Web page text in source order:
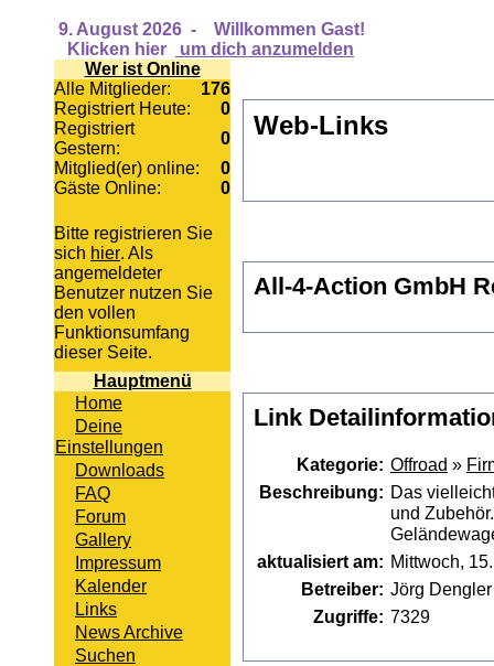
9. August 2026 -
Willkommen Gast!
Klicken hier
um dich anzumelden
Wer ist Online
Alle Mitglieder:
176
Registriert Heute:
0
Registriert
Gestern:
0
Mitglied(er) online:
0
Gäste Online:
0
Bitte registrieren Sie
sich hier. Als
angemeldeter
Benutzer nutzen Sie
den vollen
Funktionsumfang
dieser Seite.
Hauptmenü
Home
Deine
Einstellungen
Downloads
FAQ
Forum
Gallery
Impressum
Kalender
Links
News Archive
Suchen
Web-Links
All-4-Action GmbH
Link
Kategorie: Offroad »
Beschreibung: Das
und
aktualisiert am: Mittwoch,
Betreiber: Jörg Dengler
Zugriffe: 7329